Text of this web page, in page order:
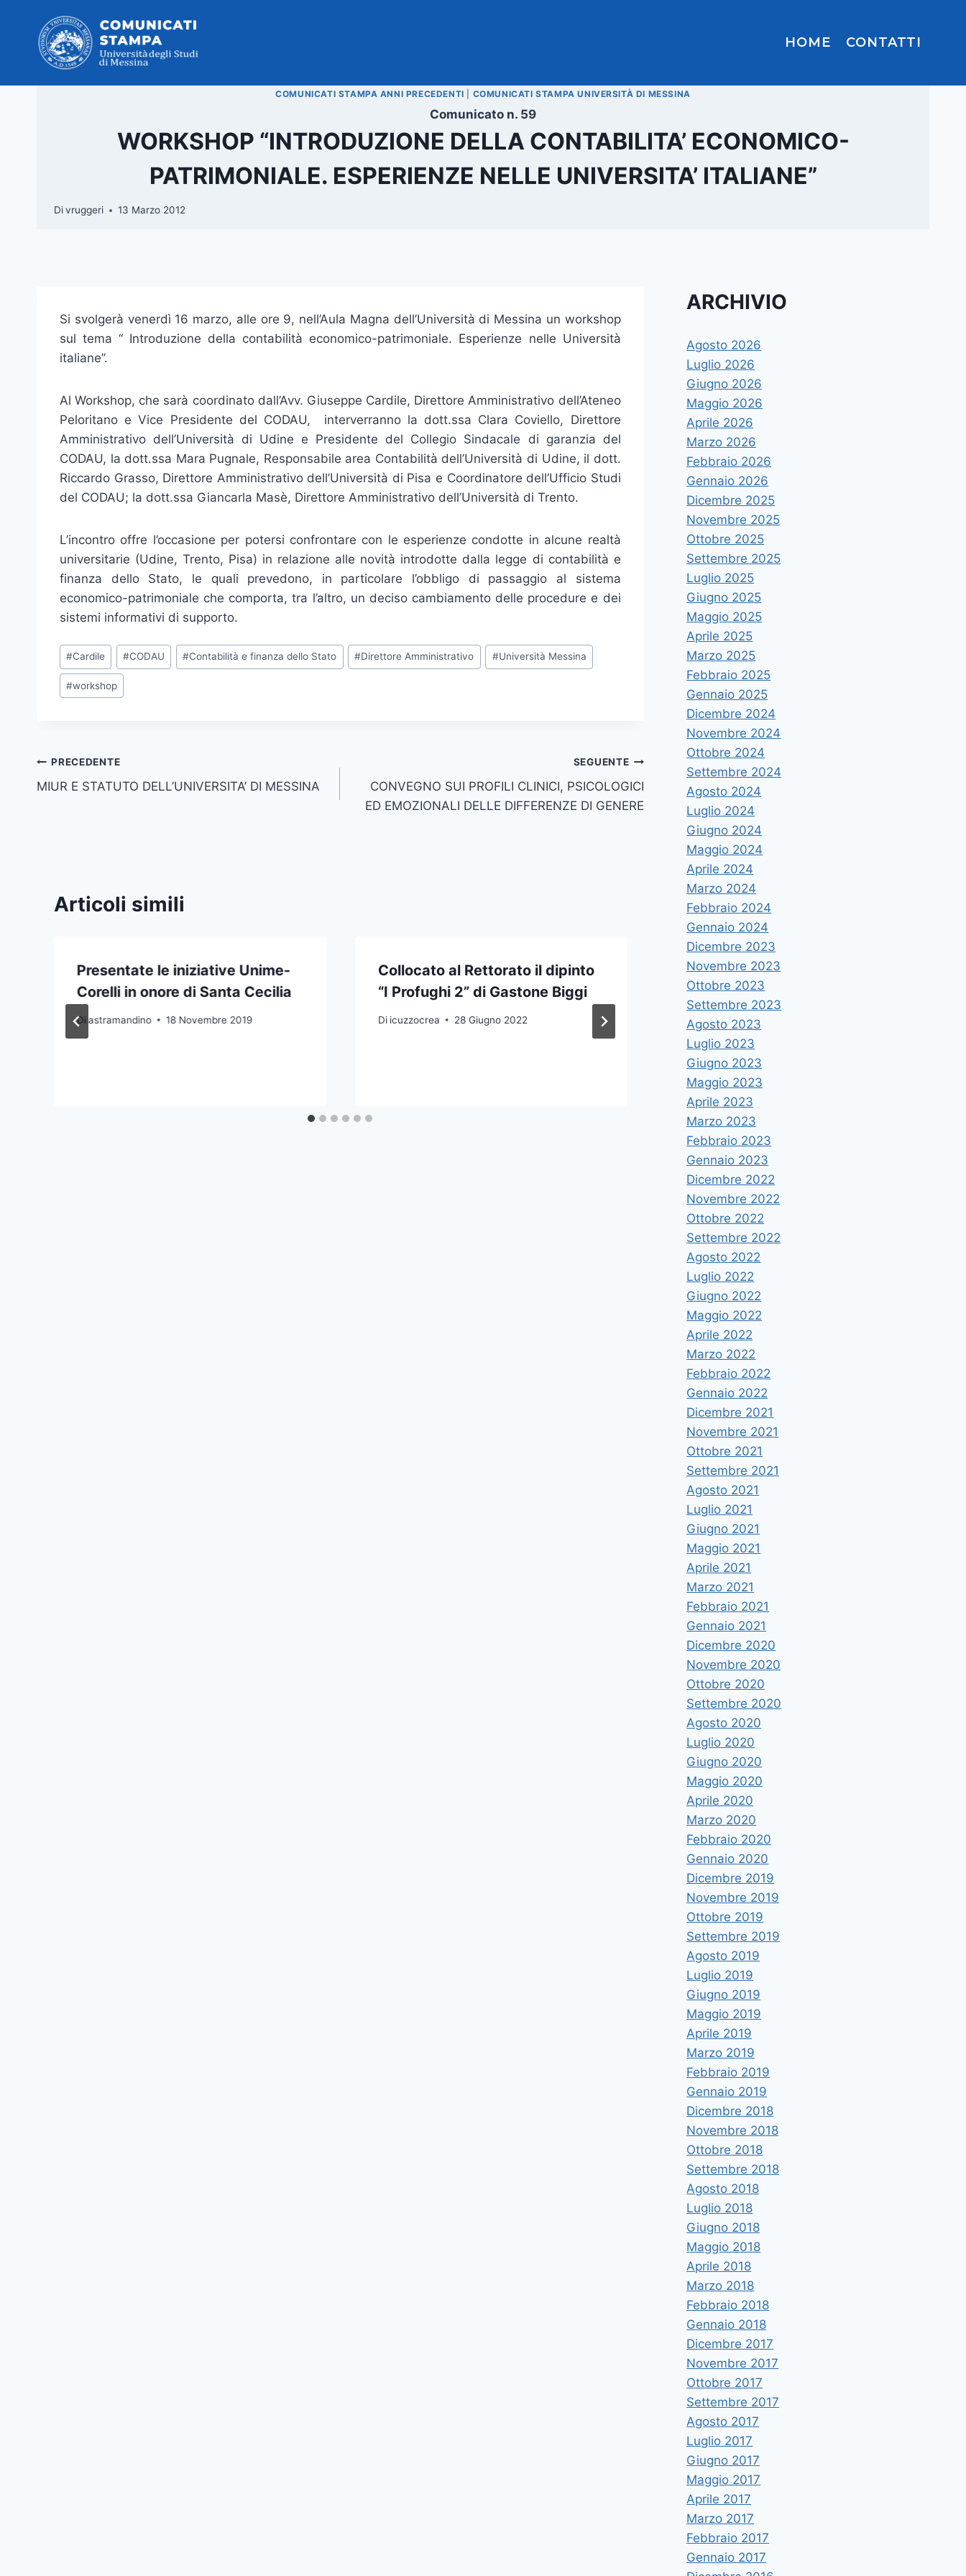
contenuto
HOME CONTATTI
COMUNICATI STAMPA ANNI PRECEDENTI COMUNICATI STAMPA UNIVERSITÀ DI MESSINA
Comunicato n. 59
WORKSHOP “INTRODUZIONE DELLA CONTABILITA’ ECONOMICO-
PATRIMONIALE. ESPERIENZE NELLE UNIVERSITA’ ITALIANE”
Divruggeri 13 Marzo 2012
Si svolgerà venerdì 16 marzo, alle ore 9, nell’Aula Magna dell’Università di Messina un workshop
sul tema “ Introduzione della contabilità economico-patrimoniale. Esperienze nelle Università
italiane”.
Al Workshop, che sarà coordinato dall’Avv. Giuseppe Cardile, Direttore Amministrativo dell’Ateneo
Peloritano e Vice Presidente del CODAU, interverranno la dott.ssa Clara Coviello, Direttore
Amministrativo dell’Università di Udine e Presidente del Collegio Sindacale di garanzia del
CODAU, la dott.ssa Mara Pugnale, Responsabile area Contabilità dell’Università di Udine, il dott.
Riccardo Grasso, Direttore Amministrativo dell’Università di Pisa e Coordinatore dell’Ufficio Studi
del CODAU; la dott.ssa Giancarla Masè, Direttore Amministrativo dell’Università di Trento.
L’incontro offre l’occasione per potersi confrontare con le esperienze condotte in alcune realtà
universitarie (Udine, Trento, Pisa) in relazione alle novità introdotte dalla legge di contabilità e
finanza dello Stato, le quali prevedono, in particolare l’obbligo di passaggio al sistema
economico-patrimoniale che comporta, tra l’altro, un deciso cambiamento delle procedure e dei
sistemi informativi di supporto.
Tag
articolo:
#Cardile #CODAU #Contabilità e finanza dello Stato #Direttore Amministrativo #Università Messina
#workshop
Navigazione
articoli
PRECEDENTE
MIUR E STATUTO DELL’UNIVERSITA’ DI MESSINA
SEGUENTE
CONVEGNO SUI PROFILI CLINICI, PSICOLOGICI
ED EMOZIONALI DELLE DIFFERENZE DI GENERE
Articoli simili
Presentate le iniziative Unime-
Corelli in onore di Santa Cecilia
Di astramandino 18 Novembre 2019
Collocato al Rettorato il dipinto
“I Profughi 2” di Gastone Biggi
Di icuzzocrea 28 Giugno 2022
BORSE DI STUDIO
INTERNAZIONALI PROGETTO
ATLANTIS
Di vruggeri 20 Aprile 2012
ARCHIVIO
Agosto 2026
Luglio 2026
Giugno 2026
Maggio 2026
Aprile 2026
Marzo 2026
Febbraio 2026
Gennaio 2026
Dicembre 2025
Novembre 2025
Ottobre 2025
Settembre 2025
Luglio 2025
Giugno 2025
Maggio 2025
Aprile 2025
Marzo 2025
Febbraio 2025
Gennaio 2025
Dicembre 2024
Novembre 2024
Ottobre 2024
Settembre 2024
Agosto 2024
Luglio 2024
Giugno 2024
Maggio 2024
Aprile 2024
Marzo 2024
Febbraio 2024
Gennaio 2024
Dicembre 2023
Novembre 2023
Ottobre 2023
Settembre 2023
Agosto 2023
Luglio 2023
Giugno 2023
Maggio 2023
Aprile 2023
Marzo 2023
Febbraio 2023
Gennaio 2023
Dicembre 2022
Novembre 2022
Ottobre 2022
Settembre 2022
Agosto 2022
Luglio 2022
Giugno 2022
Maggio 2022
Aprile 2022
Marzo 2022
Febbraio 2022
Gennaio 2022
Dicembre 2021
Novembre 2021
Ottobre 2021
Settembre 2021
Agosto 2021
Luglio 2021
Giugno 2021
Maggio 2021
Aprile 2021
Marzo 2021
Febbraio 2021
Gennaio 2021
Dicembre 2020
Novembre 2020
Ottobre 2020
Settembre 2020
Agosto 2020
Luglio 2020
Giugno 2020
Maggio 2020
Aprile 2020
Marzo 2020
Febbraio 2020
Gennaio 2020
Dicembre 2019
Novembre 2019
Ottobre 2019
Settembre 2019
Agosto 2019
Luglio 2019
Giugno 2019
Maggio 2019
Aprile 2019
Marzo 2019
Febbraio 2019
Gennaio 2019
Dicembre 2018
Novembre 2018
Ottobre 2018
Settembre 2018
Agosto 2018
Luglio 2018
Giugno 2018
Maggio 2018
Aprile 2018
Marzo 2018
Febbraio 2018
Gennaio 2018
Dicembre 2017
Novembre 2017
Ottobre 2017
Settembre 2017
Agosto 2017
Luglio 2017
Giugno 2017
Maggio 2017
Aprile 2017
Marzo 2017
Febbraio 2017
Gennaio 2017